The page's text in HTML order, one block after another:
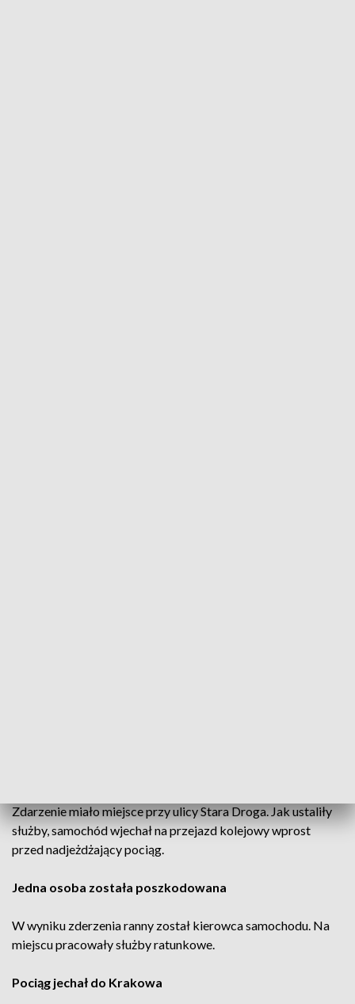
Zdarzenie miało miejsce przy ulicy Stara Droga. Jak ustaliły
służby, samochód wjechał na przejazd kolejowy wprost
przed nadjeżdżający pociąg.
Jedna osoba została poszkodowana
W wyniku zderzenia ranny został kierowca samochodu. Na
miejscu pracowały służby ratunkowe.
Pociąg jechał do Krakowa